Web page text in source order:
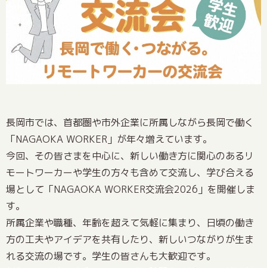
長岡市では、首都圏や市外企業に所属しながら長岡で働く
「NAGAOKA WORKER」が年々増えています。
今回、その皆さまを中心に、新しい働き方に関心のあるリ
モートワーカーや学生の方々も含めて交流し、学び合える
場として「NAGAOKA WORKER交流会2026」を開催しま
す。
所属企業や職種、年齢を超えて気軽に集まり、日頃の働き
方の工夫やアイデアを共有したり、新しいつながりが生ま
れる交流の場です。学生の皆さんも大歓迎です。